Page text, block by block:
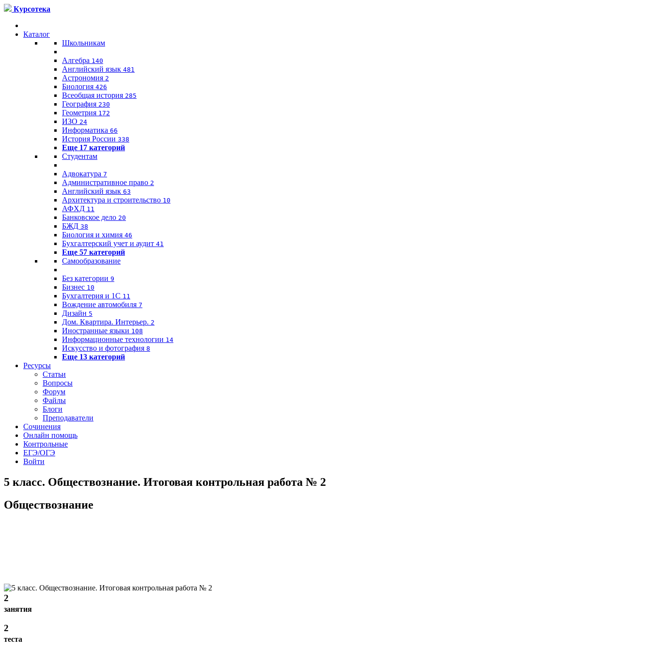
Курсотека
Каталог
Школьникам
Алгебра 140
Английский язык 481
Астрономия 2
Биология 426
Всеобщая история 285
География 230
Геометрия 172
ИЗО 24
Информатика 66
История России 338
Еще 17 категорий
Студентам
Адвокатура 7
Административное право 2
Английский язык 63
Архитектура и строительство 10
АФХД 11
Банковское дело 20
БЖД 38
Биология и химия 46
Бухгалтерский учет и аудит 41
Еще 57 категорий
Самообразование
Без категории 9
Бизнес 10
Бухгалтерия и 1C 11
Вождение автомобиля 7
Дизайн 5
Дом. Квартира. Интерьер. 2
Иностранные языки 108
Информационные технологии 14
Искусство и фотография 8
Еще 13 категорий
Ресурсы
Статьи
Вопросы
Форум
Файлы
Блоги
Преподаватели
Сочинения
Онлайн помощь
Контрольные
ЕГЭ/ОГЭ
Войти
5 класс. Обществознание. Итоговая контрольная работа № 2
Обществознание
2
занятия
2
теста